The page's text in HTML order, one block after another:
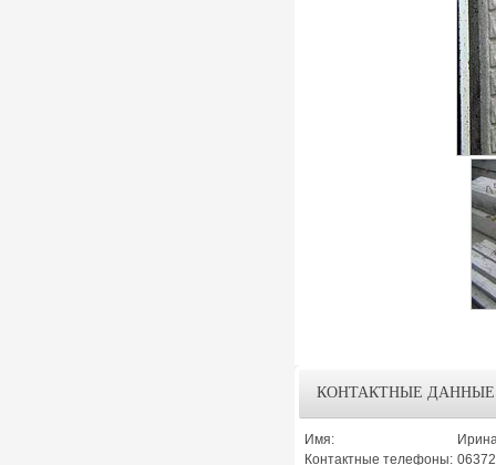
КОНТАКТНЫЕ ДАННЫЕ
Имя:
Контактные телефоны: